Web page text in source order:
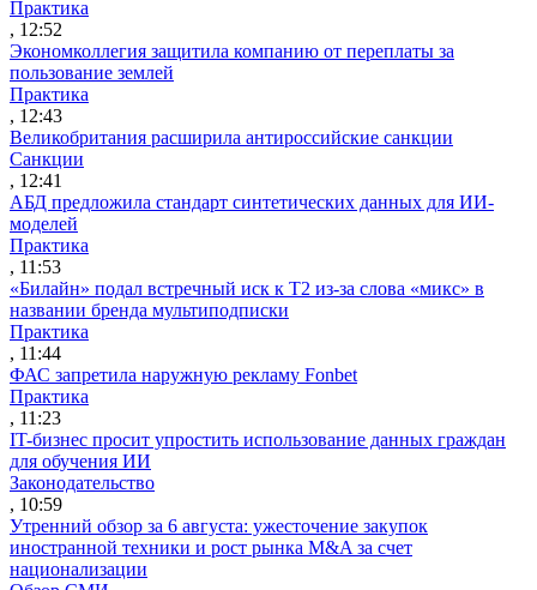
Практика
, 12:52
Экономколлегия защитила компанию от переплаты за
пользование землей
Практика
, 12:43
Великобритания расширила антироссийские санкции
Санкции
, 12:41
АБД предложила стандарт синтетических данных для ИИ-
моделей
Практика
, 11:53
«Билайн» подал встречный иск к Т2 из-за слова «микс» в
названии бренда мультиподписки
Практика
, 11:44
ФАС запретила наружную рекламу Fonbet
Практика
, 11:23
IT-бизнес просит упростить использование данных граждан
для обучения ИИ
Законодательство
, 10:59
Утренний обзор за 6 августа: ужесточение закупок
иностранной техники и рост рынка M&A за счет
национализации